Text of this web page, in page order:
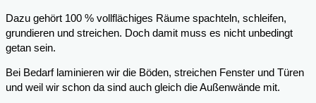
Dazu gehört 100 % vollflächiges Räume spachteln, schleifen,
grundieren und streichen. Doch damit muss es nicht unbedingt
getan sein.
Bei Bedarf laminieren wir die Böden, streichen Fenster und Türen
und weil wir schon da sind auch gleich die Außenwände mit.